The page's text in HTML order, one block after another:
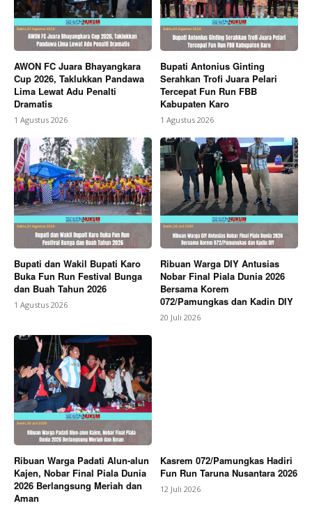
AWON FC Juara Bhayangkara
Cup 2026, Taklukkan Pandawa
Lima Lewat Adu Penalti
Dramatis
1 Agustus 2026
Bupati Antonius Ginting
Serahkan Trofi Juara Pelari
Tercepat Fun Run FBB
Kabupaten Karo
1 Agustus 2026
Bupati dan Wakil Bupati Karo
Buka Fun Run Festival Bunga
dan Buah Tahun 2026
1 Agustus 2026
Ribuan Warga DIY Antusias
Nobar Final Piala Dunia 2026
Bersama Korem
072/Pamungkas dan Kadin DIY
20 Juli 2026
Ribuan Warga Padati Alun-alun
Kajen, Nobar Final Piala Dunia
2026 Berlangsung Meriah dan
Aman
Kasrem 072/Pamungkas Hadiri
Fun Run Taruna Nusantara 2026
12 Juli 2026